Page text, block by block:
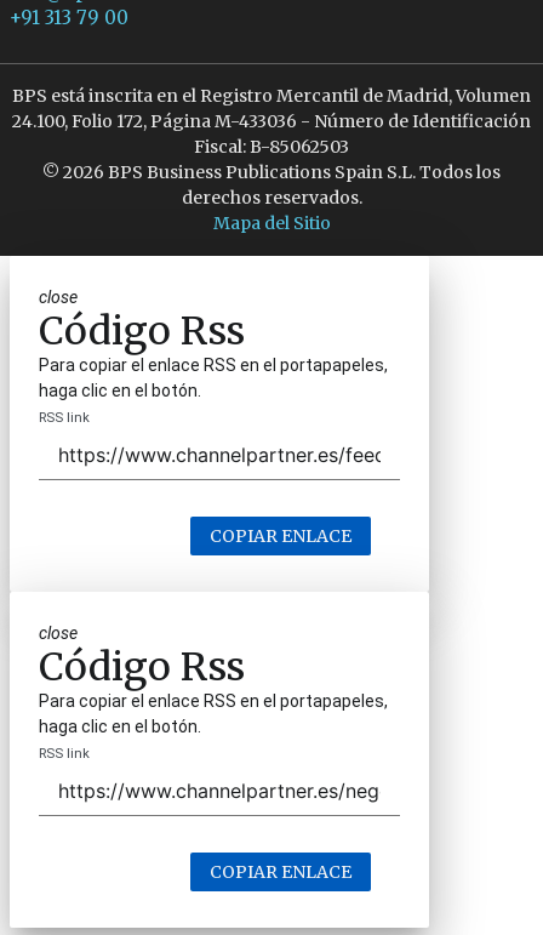
+91 313 79 00
BPS está inscrita en el Registro Mercantil de Madrid, Volumen
24.100, Folio 172, Página M-433036 - Número de Identificación
Fiscal: B-85062503
© 2026 BPS Business Publications Spain S.L. Todos los
derechos reservados.
Mapa del Sitio
close
Código Rss
Para copiar el enlace RSS en el portapapeles,
haga clic en el botón.
RSS link
COPIAR ENLACE
close
Código Rss
Para copiar el enlace RSS en el portapapeles,
haga clic en el botón.
RSS link
COPIAR ENLACE